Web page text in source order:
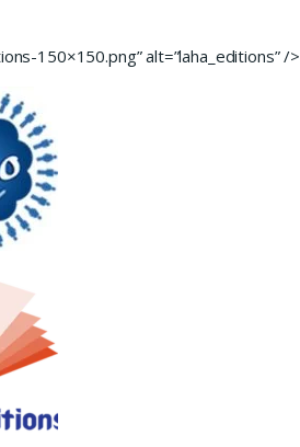
150×150.png” alt=”laha_editions” />